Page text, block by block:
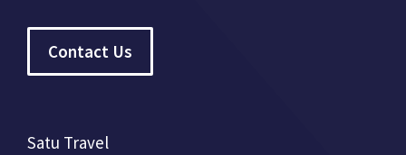
Contact Us
Satu Travel